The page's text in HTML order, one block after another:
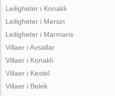
Leiligheter i Konakli
Leiligheter i Mersin
Leiligheter i Marmaris
Villaer i Avsallar
Villaer i Konaklı
Villaer i Kestel
Villaer i Belek